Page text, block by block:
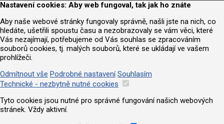
Nastavení cookies: Aby web fungoval, tak jak ho znáte
Aby naše webové stránky fungovaly správně, našli jste na nich, co
hledáte, ušetřili spoustu času a nezobrazovaly se vám věci, které
Vás nezajímají, potřebujeme od Vás souhlas se zpracováním
souborů cookies, tj. malých souborů, které se ukládají ve vašem
prohlížeči.
Odmítnout vše Podrobné nastavení Souhlasím
Technické - nezbytně nutné cookies
Tyto cookies jsou nutné pro správné fungování našich webových
stránek. Vždy aktivní.